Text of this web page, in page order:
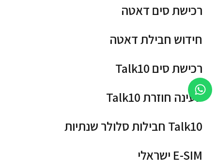
רכישת סים דאטה
חידוש חבילת דאטה
רכישת סים Talk10
טעינה חוזרת Talk10
Talk10 חבילות סלולר שנתיות
E-SIM ישראלי